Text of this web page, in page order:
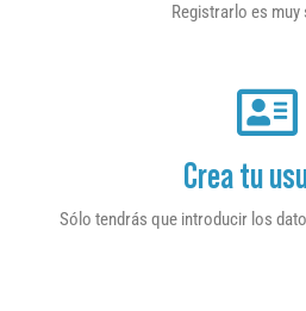
Registrarlo es muy
Crea tu
Sólo tendrás que introducir los